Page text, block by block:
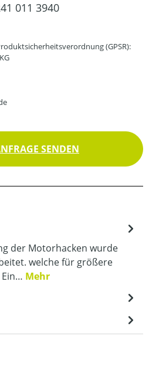
011 3940
(GPSR):
SENDEN
der Motorhacken wurde
welche für größere
Ein… Mehr